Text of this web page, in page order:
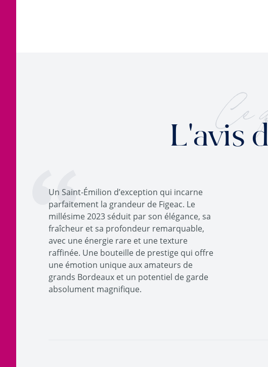
Ce
L'avis
Un Saint-Émilion d’exception qui incarne
parfaitement la grandeur de Figeac. Le
millésime 2023 séduit par son élégance, sa
fraîcheur et sa profondeur remarquable,
avec une énergie rare et une texture
raffinée. Une bouteille de prestige qui offre
une émotion unique aux amateurs de
grands Bordeaux et un potentiel de garde
absolument magnifique.